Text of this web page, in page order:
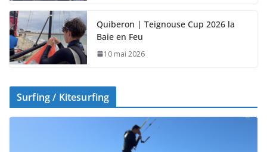
Quiberon | Teignouse Cup 2026 la
Baie en Feu
10 mai 2026
Surfing / Kitesurfing